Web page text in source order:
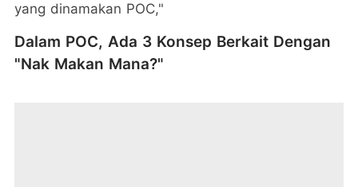
yang dinamakan POC,"
Dalam POC, Ada 3 Konsep Berkait Dengan
"Nak Makan Mana?"